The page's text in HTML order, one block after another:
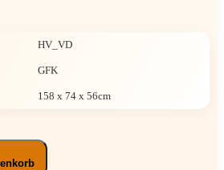
HV_VD
GFK
158 x 74 x 56cm